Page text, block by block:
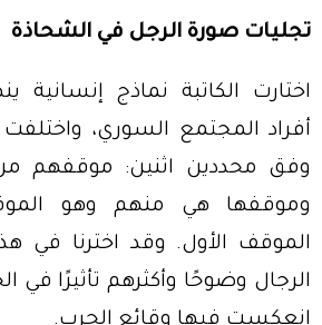
تجليات صورة الرجل في الشحاذة
اختارت الكاتبة نماذج
أفراد المجتمع السوري،
وفق محددين اثنين: موقفهم
وموقفها هي منهم وهو
الموقف الأول. وقد اخترنا في
الرجال وضوحًا وأكثرهم تأثيرًا في
انعكست فيها وقائع الحرب.